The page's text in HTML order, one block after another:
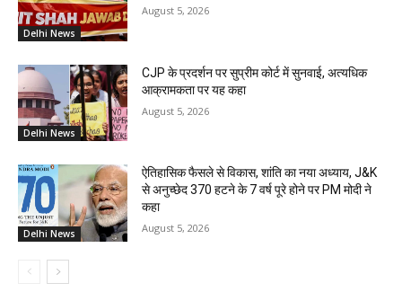
Delhi News
August 5, 2026
Delhi News
CJP के प्रदर्शन पर सुप्रीम कोर्ट में सुनवाई, अत्यधिक
आक्रामकता पर यह कहा
August 5, 2026
Delhi News
ऐतिहासिक फैसले से विकास, शांति का नया अध्याय, J&K
से अनुच्छेद 370 हटने के 7 वर्ष पूरे होने पर PM मोदी ने
कहा
August 5, 2026